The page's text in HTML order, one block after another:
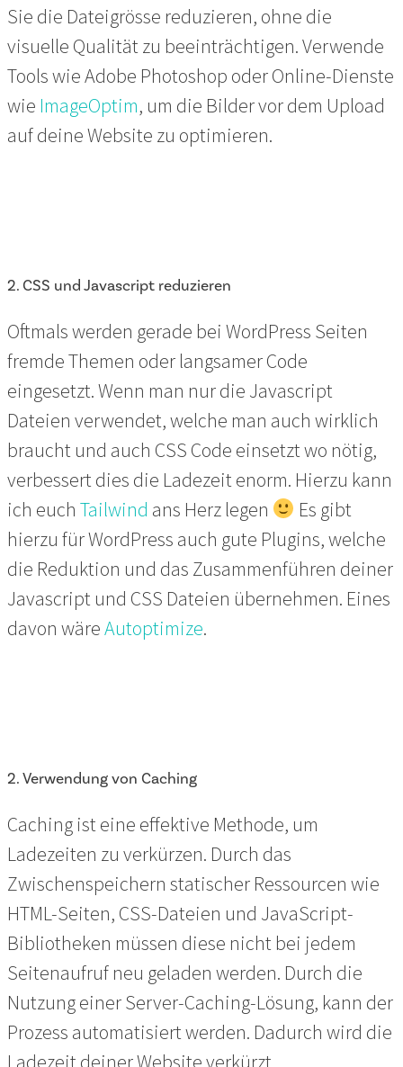
Sie die Dateigrösse reduzieren, ohne die
visuelle Qualität zu beeinträchtigen. Verwende
Tools wie Adobe Photoshop oder Online-Dienste
wie ImageOptim, um die Bilder vor dem Upload
auf deine Website zu optimieren.
2. CSS und Javascript reduzieren
Oftmals werden gerade bei WordPress Seiten
fremde Themen oder langsamer Code
eingesetzt. Wenn man nur die Javascript
Dateien verwendet, welche man auch wirklich
braucht und auch CSS Code einsetzt wo nötig,
verbessert dies die Ladezeit enorm. Hierzu kann
ich euch Tailwind ans Herz legen
Es gibt
hierzu für WordPress auch gute Plugins, welche
die Reduktion und das Zusammenführen deiner
Javascript und CSS Dateien übernehmen. Eines
davon wäreAutoptimize.
2. Verwendung von Caching
Caching ist eine effektive Methode, um
Ladezeiten zu verkürzen. Durch das
Zwischenspeichern statischer Ressourcen wie
HTML-Seiten, CSS-Dateien und JavaScript-
Bibliotheken müssen diese nicht bei jedem
Seitenaufruf neu geladen werden. Durch die
Nutzung einer Server-Caching-Lösung, kann der
Prozess automatisiert werden. Dadurch wird die
Ladezeit deiner Website verkürzt.